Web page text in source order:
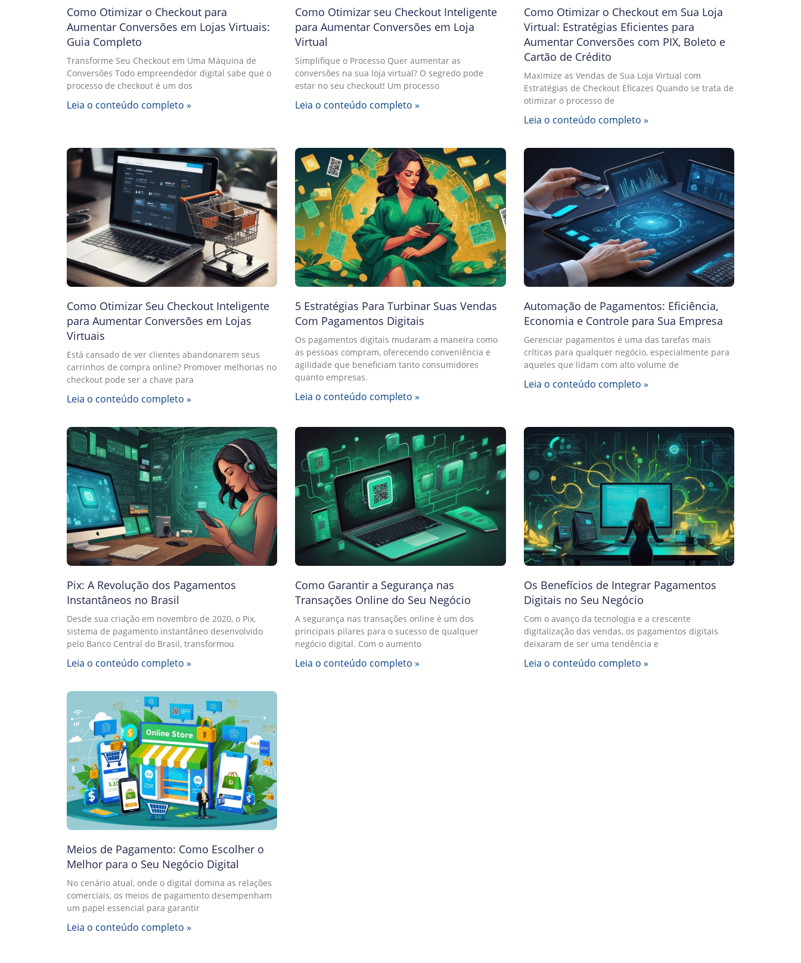
Como Otimizar o Checkout para
Aumentar Conversões em Lojas Virtuais:
Guia Completo
Transforme Seu Checkout em Uma Máquina de
Conversões Todo empreendedor digital sabe que o
processo de checkout é um dos
Leia o conteúdo completo »
Como Otimizar seu Checkout Inteligente
para Aumentar Conversões em Loja
Virtual
Simplifique o Processo Quer aumentar as
conversões na sua loja virtual? O segredo pode
estar no seu checkout! Um processo
Leia o conteúdo completo »
Como Otimizar o Checkout em Sua Loja
Virtual: Estratégias Eficientes para
Aumentar Conversões com PIX, Boleto e
Cartão de Crédito
Maximize as Vendas de Sua Loja Virtual com
Estratégias de Checkout Eficazes Quando se trata de
otimizar o processo de
Leia o conteúdo completo »
Como Otimizar Seu Checkout Inteligente
para Aumentar Conversões em Lojas
Virtuais
Está cansado de ver clientes abandonarem seus
carrinhos de compra online? Promover melhorias no
checkout pode ser a chave para
Leia o conteúdo completo »
5 Estratégias Para Turbinar Suas Vendas
Com Pagamentos Digitais
Os pagamentos digitais mudaram a maneira como
as pessoas compram, oferecendo conveniência e
agilidade que beneficiam tanto consumidores
quanto empresas.
Leia o conteúdo completo »
Automação de Pagamentos: Eficiência,
Economia e Controle para Sua Empresa
Gerenciar pagamentos é uma das tarefas mais
críticas para qualquer negócio, especialmente para
aqueles que lidam com alto volume de
Leia o conteúdo completo »
Pix: A Revolução dos Pagamentos
Instantâneos no Brasil
Desde sua criação em novembro de 2020, o Pix,
sistema de pagamento instantâneo desenvolvido
pelo Banco Central do Brasil, transformou
Leia o conteúdo completo »
Como Garantir a Segurança nas
Transações Online do Seu Negócio
A segurança nas transações online é um dos
principais pilares para o sucesso de qualquer
negócio digital. Com o aumento
Leia o conteúdo completo »
Os Benefícios de Integrar Pagamentos
Digitais no Seu Negócio
Com o avanço da tecnologia e a crescente
digitalização das vendas, os pagamentos digitais
deixaram de ser uma tendência e
Leia o conteúdo completo »
Meios de Pagamento: Como Escolher o
Melhor para o Seu Negócio Digital
No cenário atual, onde o digital domina as relações
comerciais, os meios de pagamento desempenham
um papel essencial para garantir
Leia o conteúdo completo »